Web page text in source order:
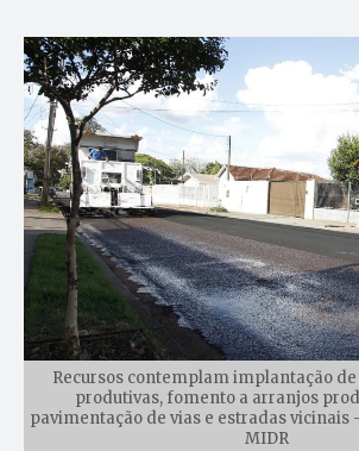
Recursos contemplam implantação
produtivas, fomento a arranjos
pavimentação de vias e estradas vicinais
MIDR